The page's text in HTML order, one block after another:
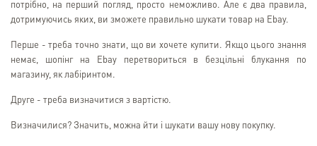
потрібно, на перший погляд, просто неможливо. Але є два правила,
дотримуючись яких, ви зможете правильно шукати товар на Ebay.
Перше - треба точно знати, що ви хочете купити. Якщо цього знання
немає, шопінг на Ebay перетвориться в безцільні блукання по
магазину, як лабіринтом.
Друге - треба визначитися з вартістю.
Визначилися? Значить, можна йти і шукати вашу нову покупку.